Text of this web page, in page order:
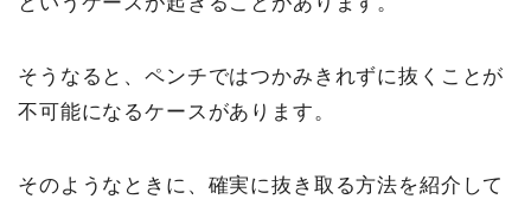
そうなると、ペンチではつかみきれずに抜くことが
不可能になるケースがあります。
そのようなときに、確実に抜き取る方法を紹介して